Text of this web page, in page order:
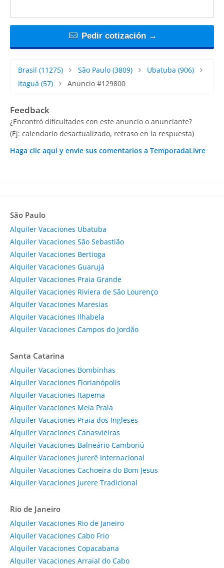
Pedir cotización →
Brasil (11275) São Paulo(3809) Ubatuba (906)
Itaguá (57) Anuncio #129800
Feedback
¿Encontró dificultades con este anuncio o anunciante?
(Ej: calendario desactualizado, retraso en la respuesta)
Haga clic aquí y envíe sus comentarios a TemporadaLivre
São Paulo
Alquiler Vacaciones Ubatuba
Alquiler Vacaciones São Sebastião
Alquiler Vacaciones Bertioga
Alquiler Vacaciones Guarujá
Alquiler Vacaciones Praia Grande
Alquiler Vacaciones Riviera de São Lourenço
Alquiler Vacaciones Maresias
Alquiler Vacaciones Ilhabela
Alquiler Vacaciones Campos do Jordão
Santa Catarina
Alquiler Vacaciones Bombinhas
Alquiler Vacaciones Florianópolis
Alquiler Vacaciones Itapema
Alquiler Vacaciones Meia Praia
Alquiler Vacaciones Praia dos Ingleses
Alquiler Vacaciones Canasvieiras
Alquiler Vacaciones Balneário Camboriú
Alquiler Vacaciones Jurerê Internacional
Alquiler Vacaciones Cachoeira do Bom Jesus
Alquiler Vacaciones Jurere Tradicional
Rio de Janeiro
Alquiler Vacaciones Rio de Janeiro
Alquiler Vacaciones Cabo Frio
Alquiler Vacaciones Copacabana
Alquiler Vacaciones Arraial do Cabo